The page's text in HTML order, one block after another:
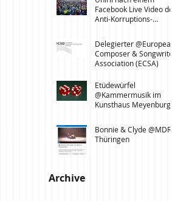
Facebook Live Video der
Anti-Korruptions-
Delegierter @European
Composer & Songwriter
Association (ECSA)
Etüdewürfel
@Kammermusik im
Kunsthaus Meyenburg,
Bonnie & Clyde @MDR
Thüringen
Archive